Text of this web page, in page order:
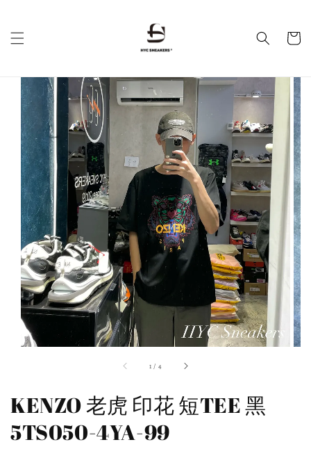
1 / 4
KENZO 老虎 印花 短TEE 黑
5TS050-4YA-99